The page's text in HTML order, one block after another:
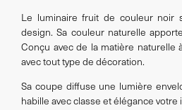
Le luminaire fruit de couleur noir
design. Sa couleur naturelle
Conçu avec de la matière naturelle
avec tout type de décoration.
Sa coupe diffuse une lumière
habille avec classe et élégance votre